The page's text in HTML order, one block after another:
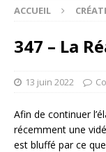
ACCUEIL
347 – La
13 juin 2022
Afin de continuer
récemment une
est bluffé par ce